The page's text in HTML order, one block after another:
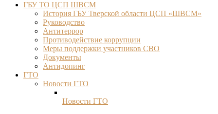
ГБУ ТО ЦСП ШВСМ
История ГБУ Тверской области ЦСП «ШВСМ»
Руководство
Антитеррор
Противодействие коррупции
Меры поддержки участников СВО
Документы
Антидопинг
ГТО
Новости ГТО
Новости ГТО